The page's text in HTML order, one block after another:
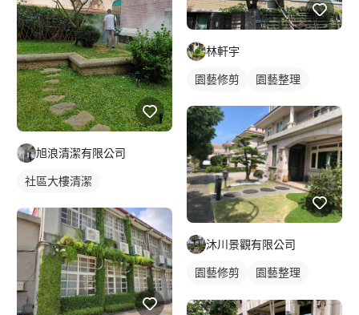
旭浪清潔有限公司
社區大樓清潔
林軒宇
園藝修剪 園藝整理
沐川景觀有限公司
園藝修剪
園藝整理